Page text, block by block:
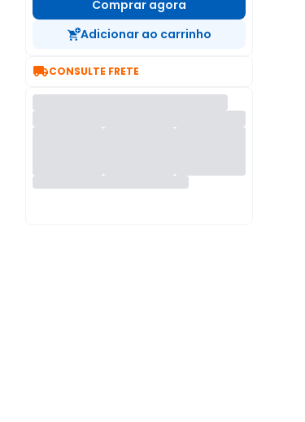
Comprar agora
Adicionar ao carrinho
CONSULTE FRETE